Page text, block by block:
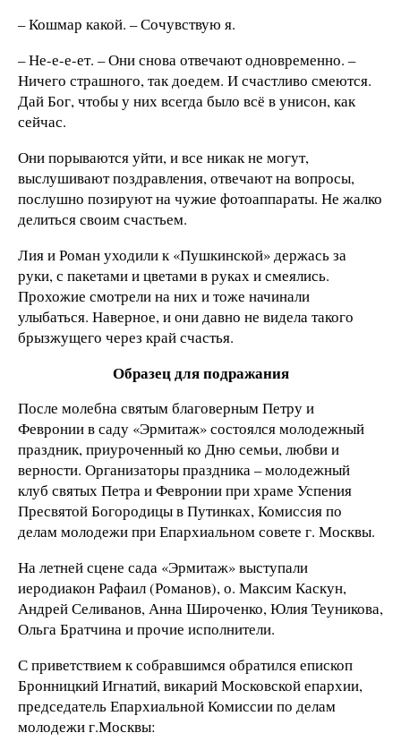
– Кошмар какой. – Сочувствую я.
– Не-е-е-ет. – Они снова отвечают одновременно. –
Ничего страшного, так доедем. И счастливо смеются.
Дай Бог, чтобы у них всегда было всё в унисон, как
сейчас.
Они порываются уйти, и все никак не могут,
выслушивают поздравления, отвечают на вопросы,
послушно позируют на чужие фотоаппараты. Не жалко
делиться своим счастьем.
Лия и Роман уходили к «Пушкинской» держась за
руки, с пакетами и цветами в руках и смеялись.
Прохожие смотрели на них и тоже начинали
улыбаться. Наверное, и они давно не видела такого
брызжущего через край счастья.
Образец для подражания
После молебна святым благоверным Петру и
Февронии в саду «Эрмитаж» состоялся молодежный
праздник, приуроченный ко Дню семьи, любви и
верности. Организаторы праздника – молодежный
клуб святых Петра и Февронии при храме Успения
Пресвятой Богородицы в Путинках, Комиссия по
делам молодежи при Епархиальном совете г. Москвы.
На летней сцене сада «Эрмитаж» выступали
иеродиакон Рафаил (Романов), о. Максим Каскун,
Андрей Селиванов, Анна Широченко, Юлия Теуникова,
Ольга Братчина и прочие исполнители.
С приветствием к собравшимся обратился епископ
Бронницкий Игнатий, викарий Московской епархии,
председатель Епархиальной Комиссии по делам
молодежи г.Москвы: